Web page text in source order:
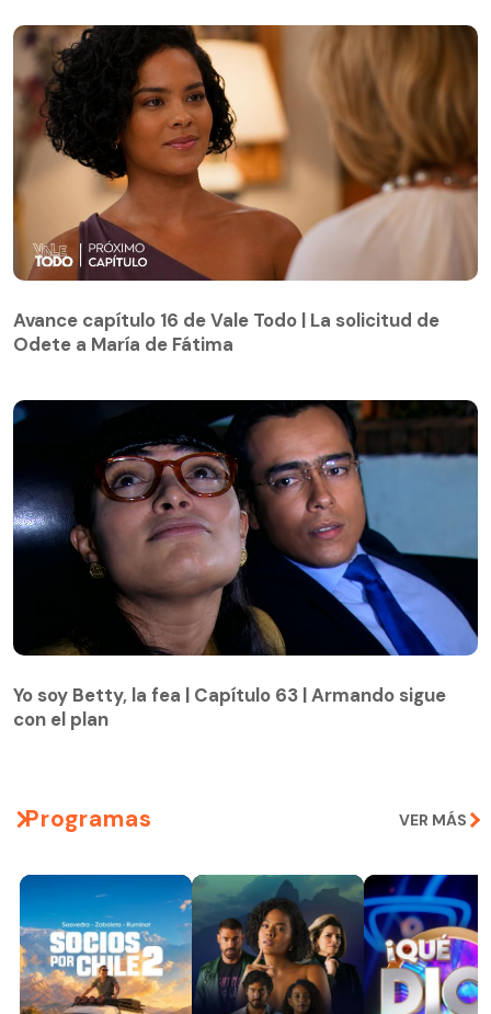
Odete a María de Fátima
Avance capítulo 16 de Vale Todo | La solicitud de
Odete a María de Fátima
con el plan
Yo soy Betty, la fea | Capítulo 63 | Armando sigue
con el plan
Programas VER MÁS